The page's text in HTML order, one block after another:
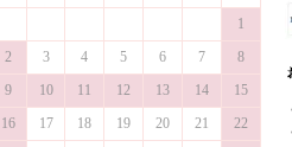
1
2
3 4 5 6 7
8
9
10 11 12 13 14
15
16
17 18 19 20 21
22